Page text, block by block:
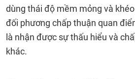
dùng thái độ mềm mỏng và
đối phương chấp thuận quan
là nhận được sự thấu hiểu và
khác.